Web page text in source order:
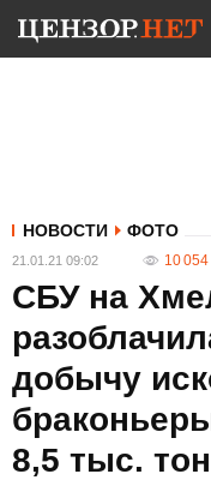
НОВОСТИ ФОТО
21.01.21 09:02 10 054
СБУ на
добычу
8,5 тыс.